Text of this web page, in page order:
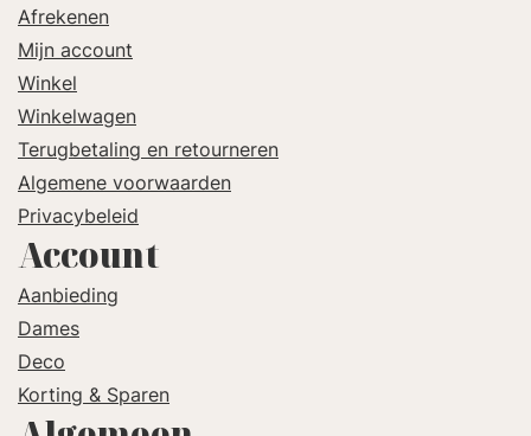
Afrekenen
Mijn account
Winkel
Winkelwagen
Terugbetaling en retourneren
Algemene voorwaarden
Privacybeleid
Account
Aanbieding
Dames
Deco
Korting & Sparen